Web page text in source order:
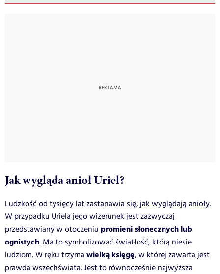
Jak wygląda anioł Uriel?
Ludzkość od tysięcy lat zastanawia się,jak wyglądają anioły.
W przypadku Uriela jego wizerunek jest zazwyczaj
przedstawiany w otoczeniu promieni słonecznych lub
ognistych. Ma to symbolizować światłość, którą niesie
ludziom. W ręku trzyma wielką księgę, w której zawarta jest
prawda wszechświata. Jest to równocześnie najwyższa